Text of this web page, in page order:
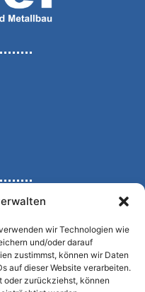
wir Technologien wie
und/oder darauf
zustimmst, können wir Daten
auf dieser Website verarbeiten.
oder zurückziehst, können